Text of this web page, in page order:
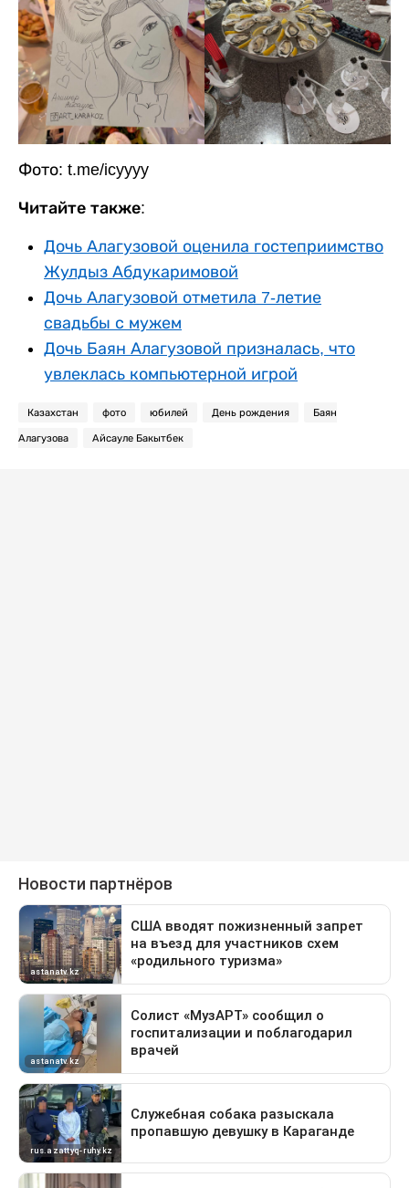
Фото: t.me/icyyyy
Читайте также:
Дочь Алагузовой оценила гостеприимство
Жулдыз Абдукаримовой
Дочь Алагузовой отметила 7-летие
свадьбы с мужем
Дочь Баян Алагузовой призналась, что
увлеклась компьютерной игрой
Казахстан фото юбилей День рождения Баян
Алагузова Айсауле Бакытбек